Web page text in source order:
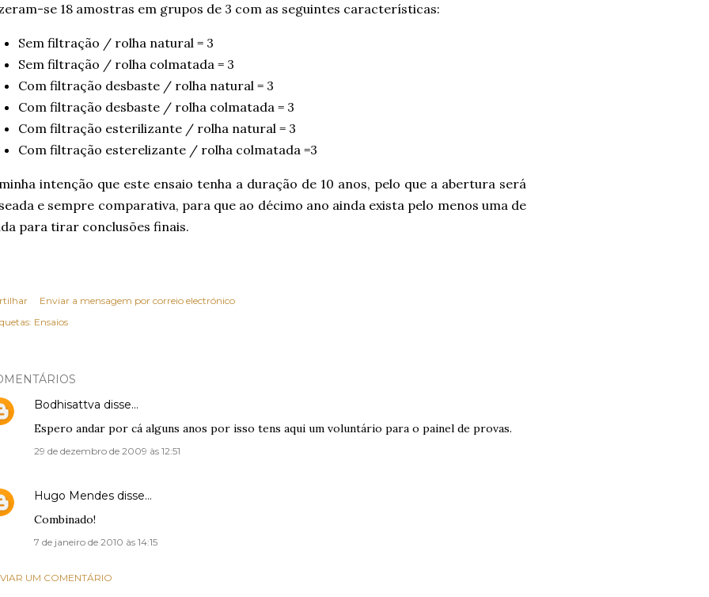
se 18 amostras em grupos de 3 com as seguintes características:
Sem filtração / rolha natural = 3
Sem filtração / rolha colmatada = 3
Com filtração desbaste / rolha natural = 3
Com filtração desbaste / rolha colmatada = 3
Com filtração esterilizante / rolha natural = 3
Com filtração esterelizante / rolha colmatada =3
intenção que este ensaio tenha a duração de 10 anos, pelo que a abertura será
e sempre comparativa, para que ao décimo ano ainda exista pelo menos uma de
para tirar conclusões finais.
Enviar a mensagem por correio electrónico
Ensaios
Bodhisattva disse…
Espero andar por cá alguns anos por isso tens aqui um voluntário para o painel de provas.
29 de dezembro de 2009 às 12:51
Hugo Mendes disse…
Combinado!
7 de janeiro de 2010 às 14:15
UM COMENTÁRIO